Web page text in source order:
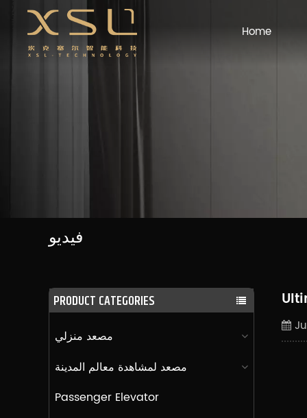
Home
فيديو
PRODUCT CATEGORIES
مصعد منزلي
مصعد لمشاهدة معالم المدينة
Passenger Elevator